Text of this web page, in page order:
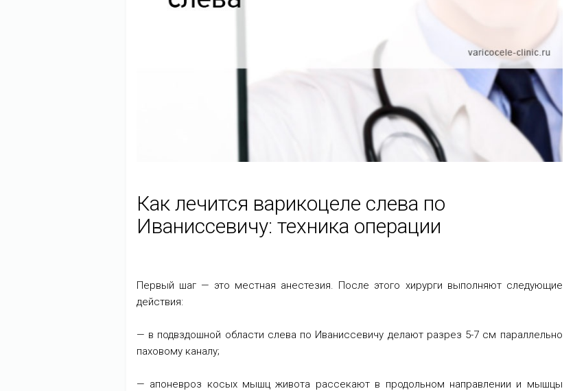
Как лечится варикоцеле слева по
Иваниссевичу: техника операции
Первый шаг — это местная анестезия. После этого хирурги выполняют следующие
действия:
— в подвздошной области слева по Иваниссевичу делают разрез 5-7 см параллельно
паховому каналу;
— апоневроз косых мышц живота рассекают в продольном направлении и мышцы